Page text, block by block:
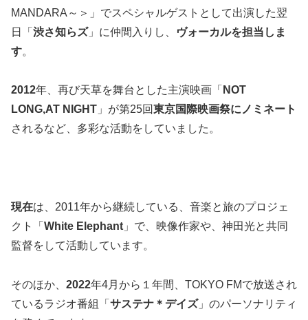
MANDARA～＞」でスペシャルゲストとして出演した翌
日「 渋さ知らズ」に仲間入りし、
ヴォーカルを担当しま
す。
2012年、再び天草を舞台とした主演映画「 NOT
LONG,AT NIGHT 」が第25回東京国際映画祭にノミネート
されるなど、多彩な活動をしていました。
現在は、2011年から継続している、音楽と旅のプロジェ
クト「 White Elephant 」で、映像作家や、神田光と共同
監督をして活動しています。
そのほか、 2022年4月から１年間、TOKYO FMで放送され
ているラジオ番組「 サステナ＊デイズ」のパーソナリティ